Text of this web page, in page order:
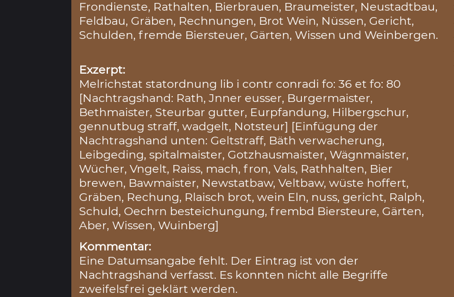
Frondienste, Rathalten, Bierbrauen, Braumeister, Neustadtbau,
Feldbau, Gräben, Rechnungen, Brot Wein, Nüssen, Gericht,
Schulden, fremde Biersteuer, Gärten, Wissen und Weinbergen.
Exzerpt:
Melrichstat statordnung lib i contr conradi fo: 36 et fo: 80
[Nachtragshand: Rath, Jnner eusser, Burgermaister,
Bethmaister, Steurbar gutter, Eurpfandung, Hilbergschur,
gennutbug straff, wadgelt, Notsteur] [Einfügung der
Nachtragshand unten: Geltstraff, Bäth verwacherung,
Leibgeding, spitalmaister, Gotzhausmaister, Wägnmaister,
Wücher, Vngelt, Raiss, mach, fron, Vals, Rathhalten, Bier
brewen, Bawmaister, Newstatbaw, Veltbaw, wüste hoffert,
Gräben, Rechung, Rlaisch brot, wein Eln, nuss, gericht, Ralph,
Schuld, Oechrn besteichungung, frembd Biersteure, Gärten,
Aber, Wissen, Wuinberg]
Kommentar:
Eine Datumsangabe fehlt. Der Eintrag ist von der
Nachtragshand verfasst. Es konnten nicht alle Begriffe
zweifelsfrei geklärt werden.